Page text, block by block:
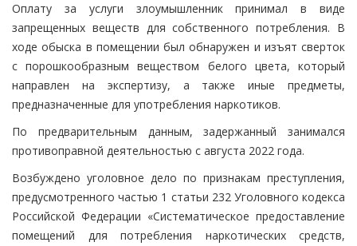
Оплату за услуги злоумышленник принимал в виде
запрещенных веществ для собственного потребления. В
ходе обыска в помещении был обнаружен и изъят сверток
с порошкообразным веществом белого цвета, который
направлен на экспертизу, а также иные предметы,
предназначенные для употребления наркотиков.
По предварительным данным, задержанный занимался
противоправной деятельностью с августа 2022 года.
Возбуждено уголовное дело по признакам преступления,
предусмотренного частью 1 статьи 232 Уголовного кодекса
Российской Федерации «Систематическое предоставление
помещений для потребления наркотических средств,